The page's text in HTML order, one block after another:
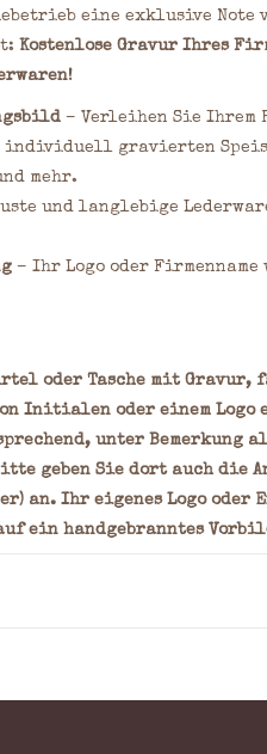
eine exklusive Note
Kostenlose Gravur Ihres
– Verleihen Sie Ihrem
individuell gravierten
mehr.
und langlebige
– Ihr Logo oder
oder Tasche mit Gravur,
Initialen oder einem Logo
unter
geben Sie dort auch die
an. Ihr eigenes Logo oder
ein handgebranntes